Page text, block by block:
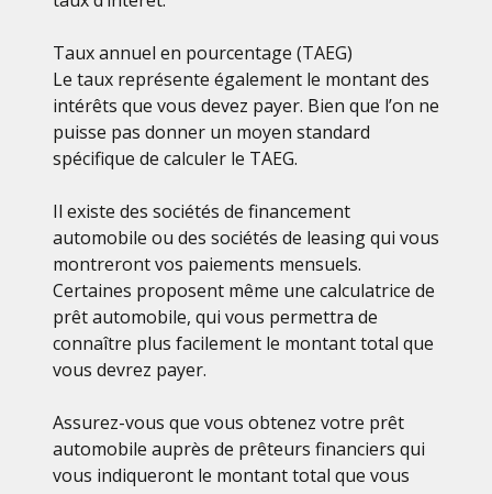
Taux annuel en pourcentage (TAEG)
Le taux représente également le montant des
intérêts que vous devez payer. Bien que l’on ne
puisse pas donner un moyen standard
spécifique de calculer le TAEG.
Il existe des sociétés de financement
automobile ou des sociétés de leasing qui vous
montreront vos paiements mensuels.
Certaines proposent même une calculatrice de
prêt automobile, qui vous permettra de
connaître plus facilement le montant total que
vous devrez payer.
Assurez-vous que vous obtenez votre prêt
automobile auprès de prêteurs financiers qui
vous indiqueront le montant total que vous